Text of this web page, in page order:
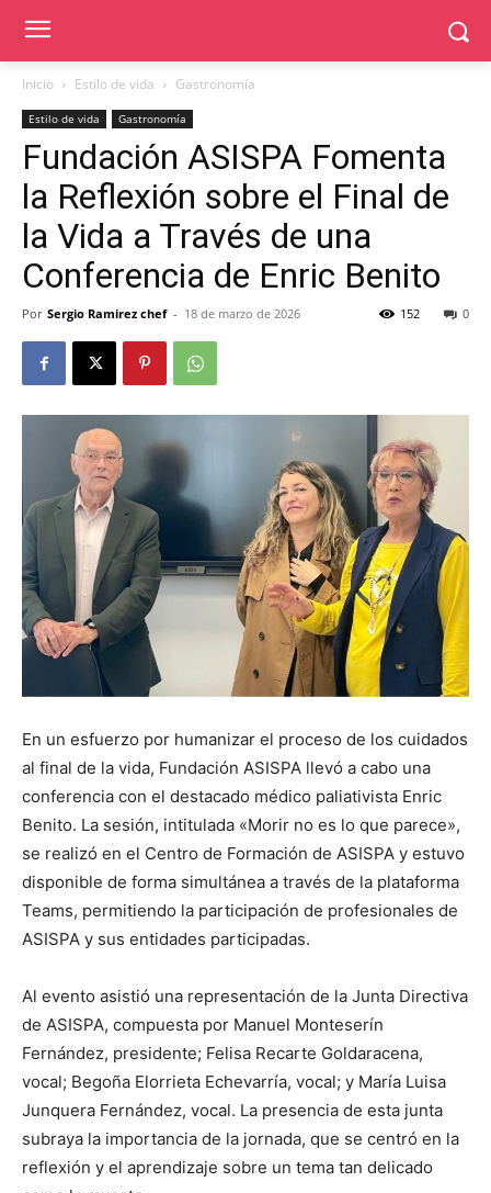
Inicio Estilo de vida Gastronomía
Estilo de vida Gastronomía
Fundación ASISPA Fomenta
la Reflexión sobre el Final de
la Vida a Través de una
Conferencia de Enric Benito
Por Sergio Ramirez chef - 18 de marzo de 2026 0
152
En un esfuerzo por humanizar el proceso de los cuidados
al final de la vida, Fundación ASISPA llevó a cabo una
conferencia con el destacado médico paliativista Enric
Benito. La sesión, intitulada «Morir no es lo que parece»,
se realizó en el Centro de Formación de ASISPA y estuvo
disponible de forma simultánea a través de la plataforma
Teams, permitiendo la participación de profesionales de
ASISPA y sus entidades participadas.
Al evento asistió una representación de la Junta Directiva
de ASISPA, compuesta por Manuel Monteserín
Fernández, presidente; Felisa Recarte Goldaracena,
vocal; Begoña Elorrieta Echevarría, vocal; y María Luisa
Junquera Fernández, vocal. La presencia de esta junta
subraya la importancia de la jornada, que se centró en la
reflexión y el aprendizaje sobre un tema tan delicado